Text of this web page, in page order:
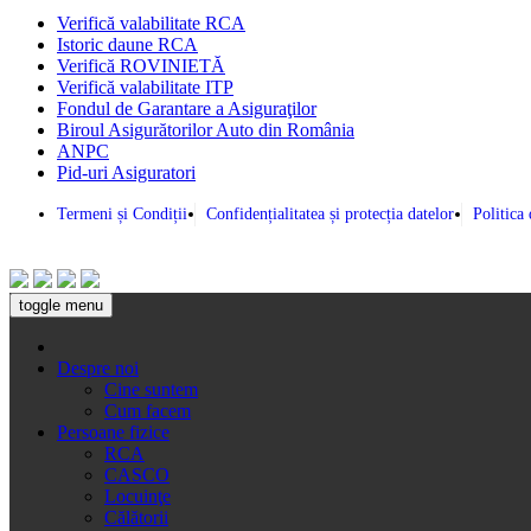
Verifică valabilitate RCA
Istoric daune RCA
Verifică ROVINIETĂ
Verifică valabilitate ITP
Fondul de Garantare a Asiguraţilor
Biroul Asigurătorilor Auto din România
ANPC
Pid-uri Asiguratori
Termeni și Condiții Confidențialitatea și protecția datelor Politica
toggle menu
Despre noi
Cine suntem
Cum facem
Persoane fizice
RCA
CASCO
Locuinţe
Călătorii